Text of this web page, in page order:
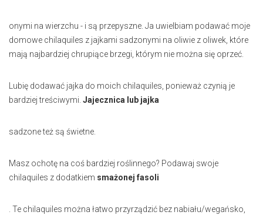
onymi na wierzchu - i są przepyszne. Ja uwielbiam podawać moje
domowe chilaquiles z jajkami sadzonymi na oliwie z oliwek, które
mają najbardziej chrupiące brzegi, którym nie można się oprzeć.
Lubię dodawać jajka do moich chilaquiles, ponieważ czynią je
bardziej treściwymi. Jajecznica lub jajka
sadzone też są świetne.
Masz ochotę na coś bardziej roślinnego? Podawaj swoje
chilaquiles z dodatkiem smażonej fasoli
. Te chilaquiles można łatwo przyrządzić bez nabiału/wegańsko,